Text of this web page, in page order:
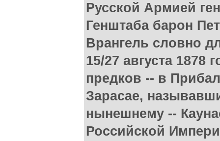
Русской Армией
Генштаба барон
Врангель словно
15/27 августа 1878
предков -- в
Зарасае,
нынешнему --
Российской